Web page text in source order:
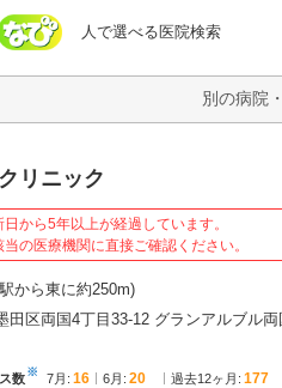
人で選べる医院検索
病院なび
リニック
から5年以上が経過しています。
の医療機関に直接ご確認ください。
から東に約250m)
田区両国4丁目33-12 グランアルブル両
数※ 7月 : 16 6月 : 20 過去12ヶ月: 177